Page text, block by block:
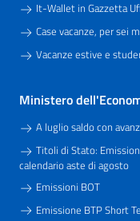
It-Wallet in Gazzetta
Case vacanze, per sei
Vacanze estive e
Ministero
A luglio saldo con
Titoli di Stato:
calendario aste di agosto
Emissioni BOT
Emissione BTP Short